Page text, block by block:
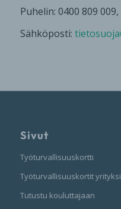
Puhelin: 0400 809 009,
Sähköposti:
Sivut
Työturvallisuuskortti
Työturvallisuuskortit
Tutustu kouluttajaan